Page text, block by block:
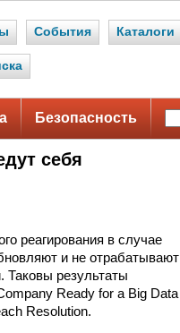
События Каталоги
Безопасность
себя
реагирования в случае
и не отрабатывают
Таковы результаты
Ready for a Big Data
Resolution.